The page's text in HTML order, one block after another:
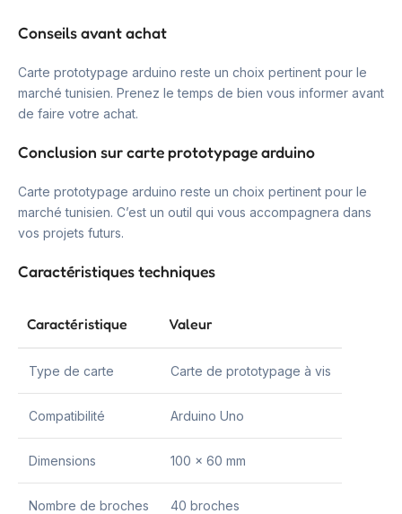
Conseils avant achat
Carte prototypage arduino reste un choix pertinent pour le
marché tunisien. Prenez le temps de bien vous informer avant
de faire votre achat.
Conclusion sur carte prototypage arduino
Carte prototypage arduino reste un choix pertinent pour le
marché tunisien. C’est un outil qui vous accompagnera dans
vos projets futurs.
Caractéristiques techniques
Caractéristique Valeur
Type de carte Carte de prototypage à vis
Compatibilité Arduino Uno
Dimensions 100 x 60 mm
Nombre de broches 40 broches